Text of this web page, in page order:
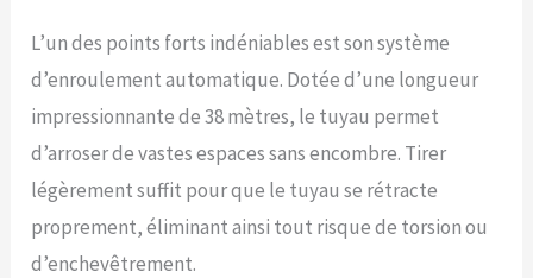
Coque et tuyau durables :
fabriqué en polypropylène
durable, la coque robuste
de notre tuyau rétractable
est à la fois solide et
légère, ce qui peut
protéger le tuyau et
du tuyau et le tuyau
L’un des points forts indéniables est son système
d’enroulement automatique. Dotée d’une longueur
impressionnante de 38 mètres, le tuyau permet
d’arroser de vastes espaces sans encombre. Tirer
légèrement suffit pour que le tuyau se rétracte
proprement, éliminant ainsi tout risque de torsion ou
d’enchevêtrement.